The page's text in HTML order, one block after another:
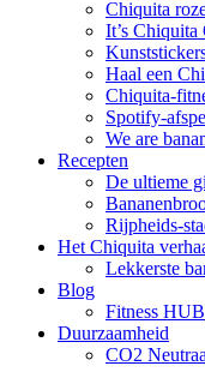
Chiquita
It’s Chiquita
Haal een
Chiquita-
Spotify-
We are
Recepten
De ultieme
Rijpheids-
Het Chiquita
Lekkerste
Blog
Fitness HUB
Duurzaamheid
CO2